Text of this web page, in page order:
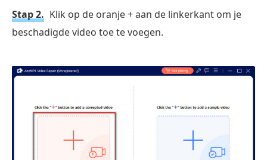
Stap 2. Klik op de oranje + aan de linkerkant om je
beschadigde video toe te voegen.